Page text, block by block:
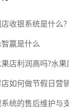
赢是什么
店利润高吗?水
如何做节假日营